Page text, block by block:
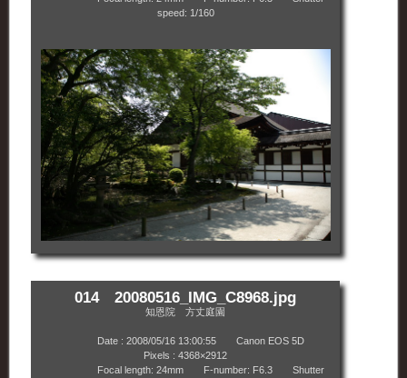
speed: 1/160
014 20080516_IMG_C8968.jpg
知恩院 方丈庭園
Date : 2008/05/16 13:00:55 Canon EOS 5D
Pixels : 4368×2912
Focal length: 24mm F-number: F6.3 Shutter